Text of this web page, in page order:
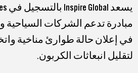
مبادرة تدعم الشركات السياحية
في إعلان حالة طوارئ مناخية
لتقليل انبعاثات الكربون.